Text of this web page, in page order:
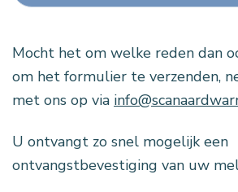
Mocht het om welke reden dan
om het formulier te verzenden,
met ons op via
U ontvangt zo snel mogelijk een
ontvangstbevestiging van uw